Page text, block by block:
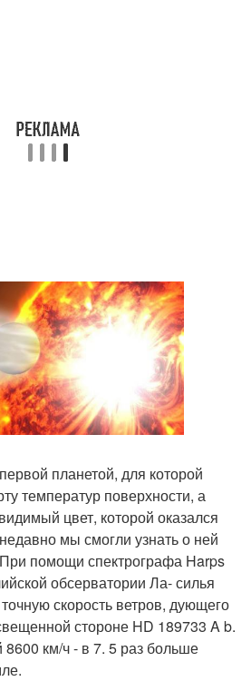
планетой, для которой
температур поверхности, а
цвет, которой оказался
мы смогли узнать о ней
помощи спектрографа Harps
обсерватории Ла- силья
скорость ветров, дующего
стороне HD 189733 A b.
8600 км/ч - в 7. 5 раз больше